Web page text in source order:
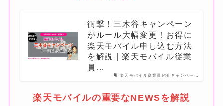
楽天モバイル従業員紹介キャンペー…
衝撃！三木谷キャンペーン
がルール大幅変更！お得に
楽天モバイル申し込む方法
を解説 | 楽天モバイル従業
員…
楽天モバイルの重要なNEWSを解説